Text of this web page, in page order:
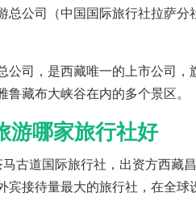
总公司（中国国际旅行社拉萨
公司，是西藏唯一的上市公司
鲁藏布大峡谷在内的多个景区。
游哪家旅行社好
古道国际旅行社，出资方西藏
宾接待量最大的旅行社，在全球